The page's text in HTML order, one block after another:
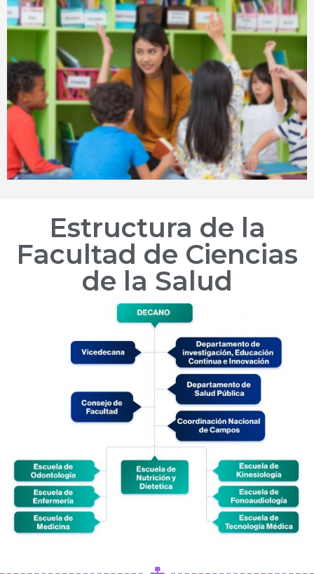
Estructura de la
Facultad de Ciencias
de la Salud